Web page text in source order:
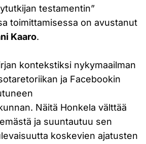
testamentin”
toimittamisessa on avustanut
Kaaro.
kontekstiksi nykymaailman
ja Facebookin
Näitä Honkela välttää
ja suuntautuu sen
koskevien ajatusten